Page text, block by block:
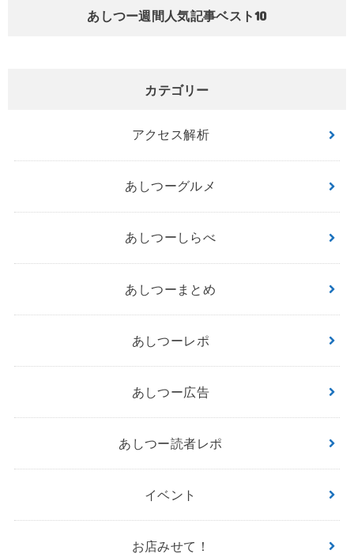
あしつー週間人気記事ベスト10
カテゴリー
アクセス解析
あしつーグルメ
あしつーしらべ
あしつーまとめ
あしつーレポ
あしつー広告
あしつー読者レポ
イベント
お店みせて！